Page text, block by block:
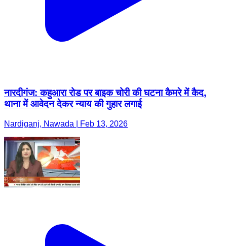
नारदीगंज: कहुआरा रोड पर बाइक चोरी की घटना कैमरे में कैद,
थाना में आवेदन देकर न्याय की गुहार लगाई
Nardiganj, Nawada | Feb 13, 2026